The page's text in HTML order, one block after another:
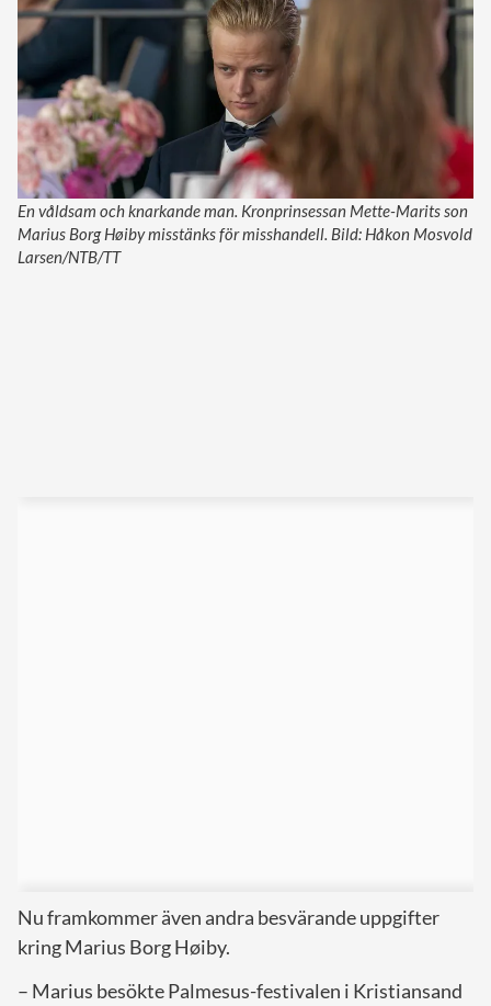
En våldsam och knarkande man. Kronprinsessan Mette-Marits son
Marius Borg Høiby misstänks för misshandell. Bild: Håkon Mosvold
Larsen/NTB/TT
Nu framkommer även andra besvärande uppgifter
kring Marius Borg Høiby.
– Marius besökte Palmesus-festivalen i Kristiansand